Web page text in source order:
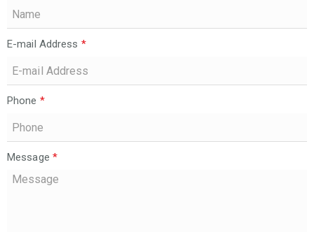
E-mail Address *
Phone *
Message *